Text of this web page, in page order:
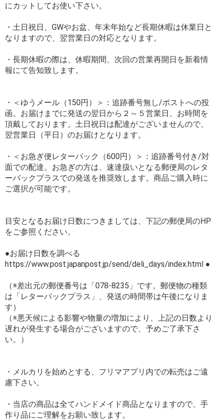
にカットしてお使い下さい。
・土日祝日、GWやお盆、年末年始など長期休暇は休業日と
なりますので、翌営業日の対応となります。
・長期休暇の際は、休暇期間、次回の営業再開日を新着情
報にて告知致します。
・＜ゆうメール（150円）＞：追跡番号無し/ポストへの投
函。お届けまでに発送の翌日から２～５営業日、お時間を
頂戴しております。土日祝日は配達がございませんので、
翌営業日（平日）のお届けとなります。
・＜お急ぎ便レターパック（600円）＞：追跡番号付き/対
面での配達。お急ぎの方は、速達扱いとなる郵便局のレタ
ーパックプラスでの発送を推奨致します。商品ご購入時に
ご選択が可能です。
目安となるお届け日数につきましては、下記の郵便局のHP
をご参照ください。
●お届け日数を調べる
https://www.post.japanpost.jp/send/deli_days/index.html ●
（※差出元の郵便番号は「078-8235」です。郵便物の種類
は「レターパックプラス」、発送の時間帯は午後になりま
す）
（※悪天候による影響や物量の増加により、上記の日数より
遅れが発生する場合がございますので、予めご了承下さ
い。）
・メルカリを始めとする、フリマアプリ内での転売はご遠
慮下さい。
・当店の商品は全てハンドメイド商品となりますので、手
作り品にご理解をお願い致します。